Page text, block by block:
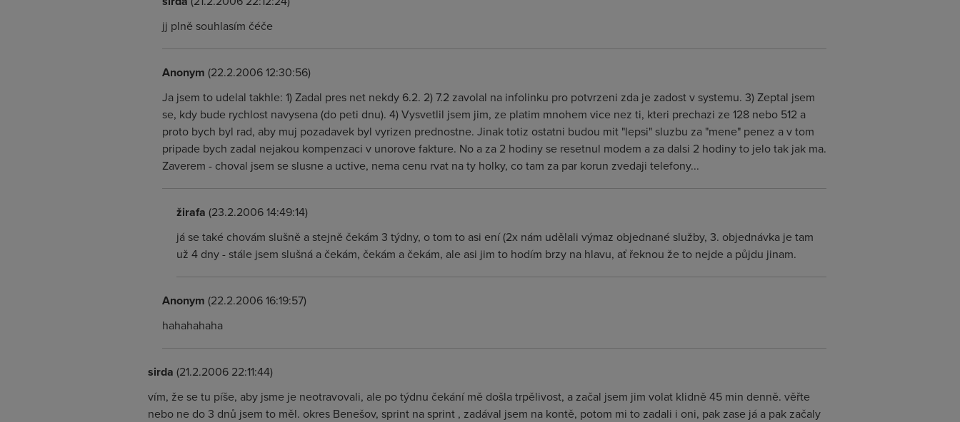
jj plně souhlasím čéče
Anonym (22.2.2006 12:30:56)
Ja jsem to udelal takhle: 1) Zadal pres net nekdy 6.2. 2) 7.2 zavolal na infolinku pro potvrzeni zda je zadost v systemu. 3) Zeptal jsem
se, kdy bude rychlost navysena (do peti dnu). 4) Vysvetlil jsem jim, ze platim mnohem vice nez ti, kteri prechazi ze 128 nebo 512 a
proto bych byl rad, aby muj pozadavek byl vyrizen prednostne. Jinak totiz ostatni budou mit "lepsi" sluzbu za "mene" penez a v tom
pripade bych zadal nejakou kompenzaci v unorove fakture. No a za 2 hodiny se resetnul modem a za dalsi 2 hodiny to jelo tak jak ma.
Zaverem - choval jsem se slusne a uctive, nema cenu rvat na ty holky, co tam za par korun zvedaji telefony...
žirafa (23.2.2006 14:49:14)
já se také chovám slušně a stejně čekám 3 týdny, o tom to asi ení (2x nám udělali výmaz objednané služby, 3. objednávka je tam
už 4 dny - stále jsem slušná a čekám, čekám a čekám, ale asi jim to hodím brzy na hlavu, ať řeknou že to nejde a půjdu jinam.
Anonym (22.2.2006 16:19:57)
hahahahaha
sirda (21.2.2006 22:11:44)
vím, že se tu píše, aby jsme je neotravovali, ale po týdnu čekání mě došla trpělivost, a začal jsem jim volat klidně 45 min denně. věřte
nebo ne do 3 dnů jsem to měl. okres Benešov, sprint na sprint , zadával jsem na kontě, potom mi to zadali i oni, pak zase já a pak začaly